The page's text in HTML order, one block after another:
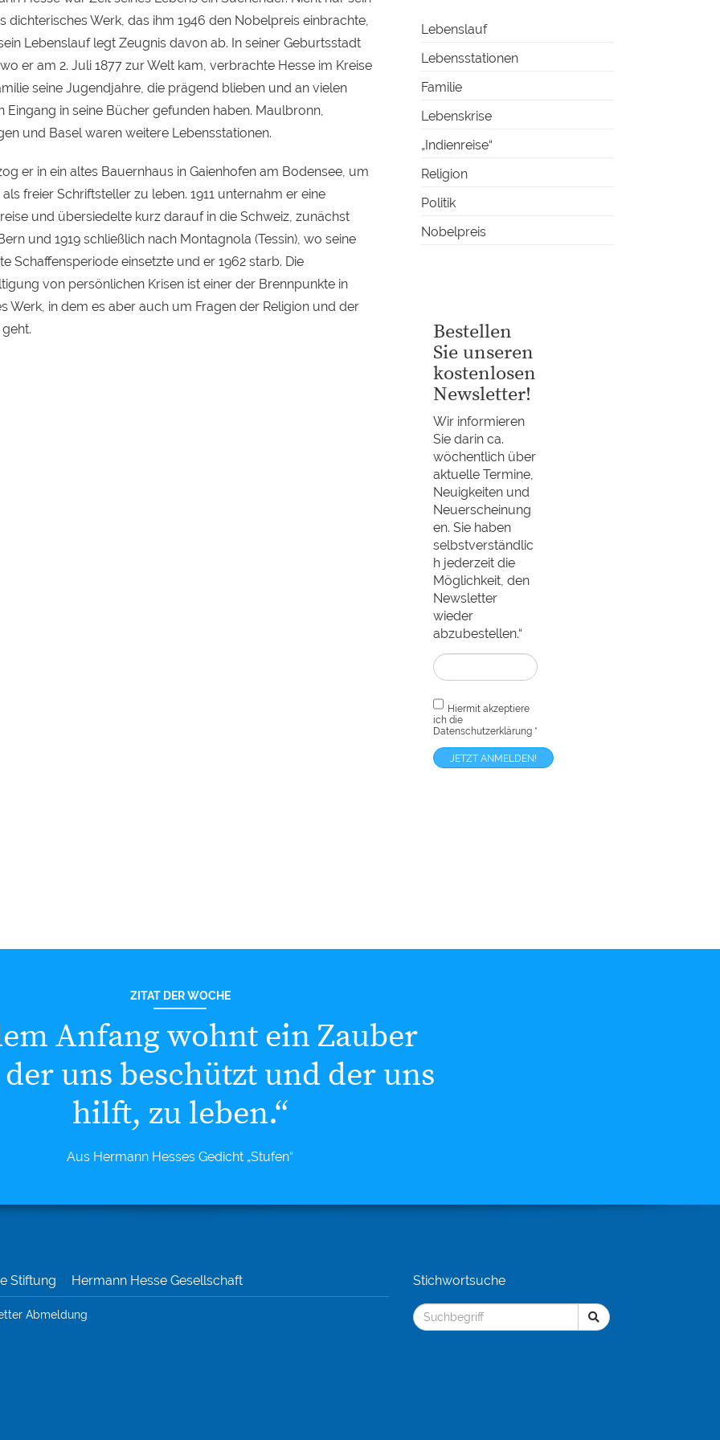
dichterisches Werk, das ihm 1946 den Nobelpreis einbrachte,
Lebenslauf legt Zeugnis davon ab. In seiner Geburtsstadt
er am 2. Juli 1877 zur Welt kam, verbrachte Hesse im Kreise
seine Jugendjahre, die prägend blieben und an vielen
Eingang in seine Bücher gefunden haben. Maulbronn,
und Basel waren weitere Lebensstationen.
er in ein altes Bauernhaus in Gaienhofen am Bodensee, um
freier Schriftsteller zu leben. 1911 unternahm er eine
und übersiedelte kurz darauf in die Schweiz, zunächst
und 1919 schließlich nach Montagnola (Tessin), wo seine
Schaffensperiode einsetzte und er 1962 starb. Die
von persönlichen Krisen ist einer der Brennpunkte in
Werk, in dem es aber auch um Fragen der Religion und der
Lebenslauf
Lebensstationen
Familie
Lebenskrise
„Indienreise“
Religion
Politik
Nobelpreis
Bestellen
Sie unseren
kostenlosen
Newsletter!
Wir informieren
Sie darin ca.
wöchentlich über
aktuelle Termine,
Neuigkeiten und
Neuerscheinung
en. Sie haben
selbstverständlic
h jederzeit die
Möglichkeit, den
Newsletter
wieder
abzubestellen.“
Hiermit akzeptiere
ich die
Datenschutzerklärung *
ZITAT DER WOCHE
Anfang wohnt ein Zauber
uns beschützt und der uns
hilft, zu leben.“
Aus Hermann Hesses Gedicht „Stufen“
Stiftung Hermann Hesse Gesellschaft
Abmeldung
Stichwortsuche